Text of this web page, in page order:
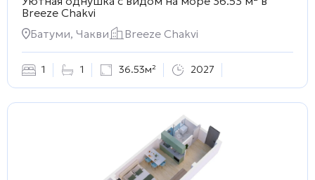
Breeze Chakvi
Батуми, Чакви
Breeze Chakvi
1 1 36.53м² 2027